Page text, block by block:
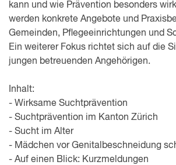
kann und wie Prävention besonders
werden konkrete Angebote und
Gemeinden, Pflegeeinrichtungen und
Ein weiterer Fokus richtet sich auf die
jungen betreuenden Angehörigen.
Inhalt:
- Wirksame Suchtprävention
- Suchtprävention im Kanton Zürich
- Sucht im Alter
- Mädchen vor Genitalbeschneidung
- Auf einen Blick: Kurzmeldungen